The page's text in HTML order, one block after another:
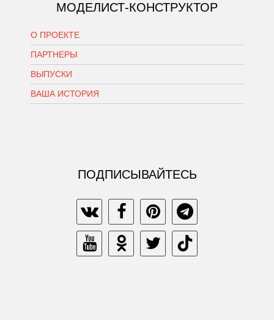
МОДЕЛИСТ-КОНСТРУКТОР
О ПРОЕКТЕ
ПАРТНЕРЫ
ВЫПУСКИ
ВАША ИСТОРИЯ
ПОДПИСЫВАЙТЕСЬ